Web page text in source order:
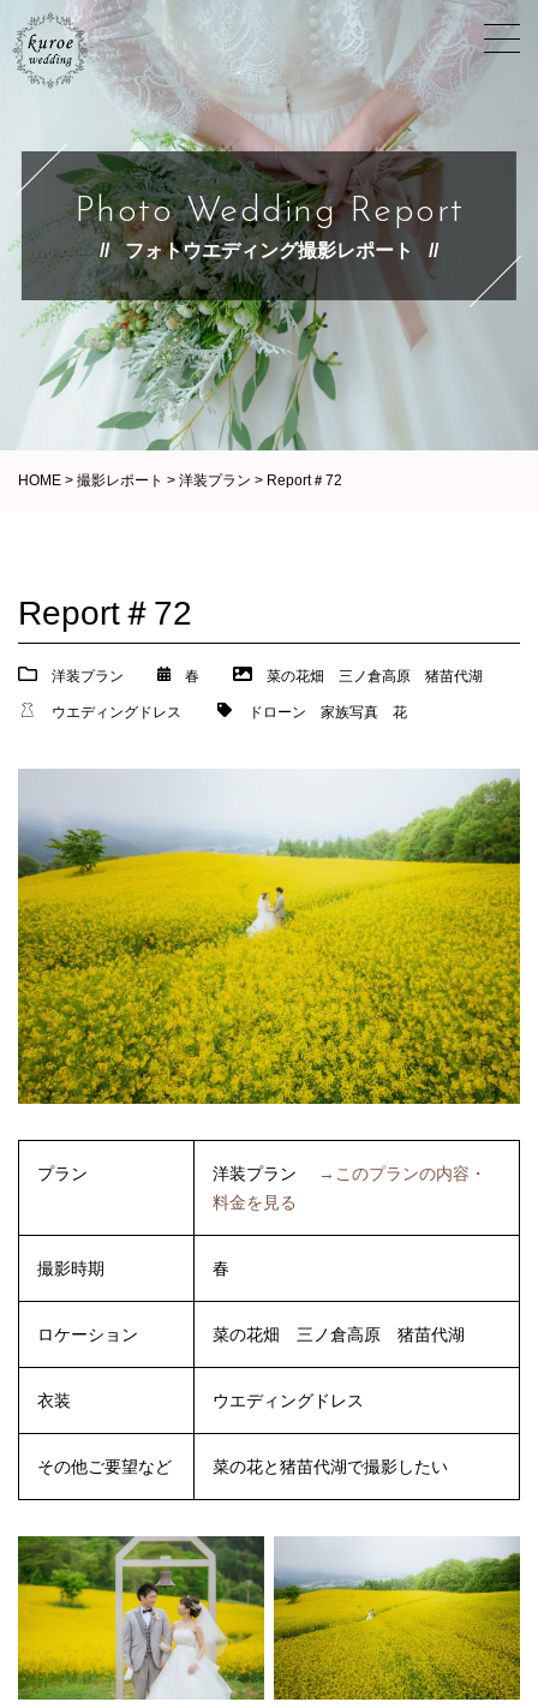
Photo Wedding Report
フォトウエディング撮影レポート
HOME > 撮影レポート > 洋装プラン > Report＃72
Report＃72
洋装プラン 春 菜の花畑 三ノ倉高原 猪苗代湖
ウエディングドレス ドローン 家族写真 花
プラン 洋装プラン
→このプランの内容・
料金を見る
撮影時期 春
ロケーション 菜の花畑 三ノ倉高原 猪苗代湖
衣装 ウエディングドレス
その他ご要望など 菜の花と猪苗代湖で撮影したい